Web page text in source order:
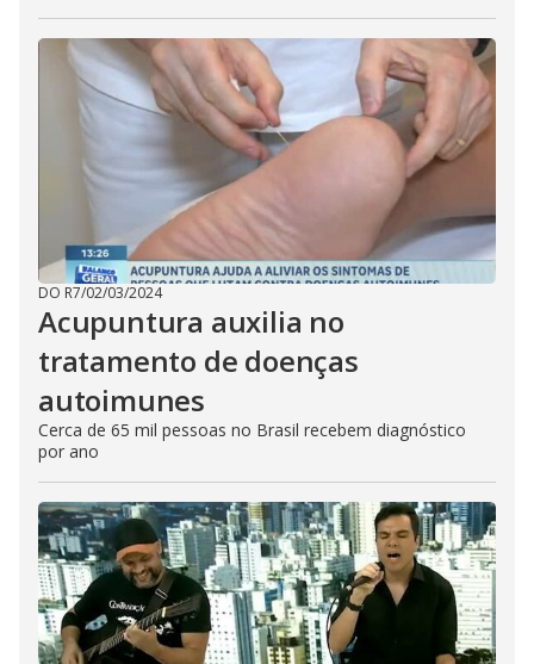
DO R7/02/03/2024
Acupuntura auxilia no
tratamento de doenças
autoimunes
Cerca de 65 mil pessoas no Brasil recebem diagnóstico
por ano